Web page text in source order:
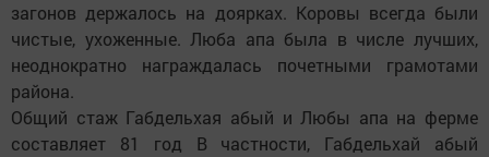
загонов держалось на доярках. Коровы всегда были
чистые, ухоженные. Люба апа была в числе лучших,
неоднократно награждалась почетными грамотами
района.
Общий стаж Габдельхая абый и Любы апа на ферме
составляет 81 год В частности, Габдельхай абый